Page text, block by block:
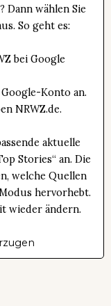
Dann wählen Sie
So geht es:
bei Google
Konto an.
NRWZ.de.
aktuelle
Stories“ an. Die
welche Quellen
hervorhebt.
wieder ändern.